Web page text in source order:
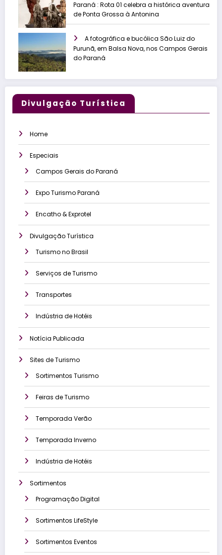
Paraná : Rota 01 celebra a histórica aventura
de Ponta Grossa à Antonina
A fotográfica e bucólica São Luiz do
Purunã, em Balsa Nova, nos Campos Gerais
do Paraná
Divulgação Turística
Home
Especiais
Campos Gerais do Paraná
Expo Turismo Paraná
Encatho & Exprotel
Divulgação Turística
Turismo no Brasil
Serviços de Turismo
Transportes
Indústria de Hotéis
Notícia Publicada
Sites de Turismo
Sortimentos Turismo
Feiras de Turismo
Temporada Verão
Temporada Inverno
Indústria de Hotéis
Sortimentos
Programação Digital
Sortimentos LifeStyle
Sortimentos Eventos